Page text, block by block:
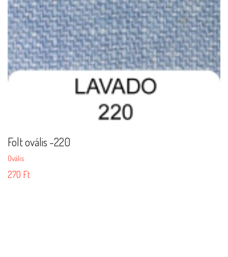
Folt ovális -220
Ovális
270 Ft